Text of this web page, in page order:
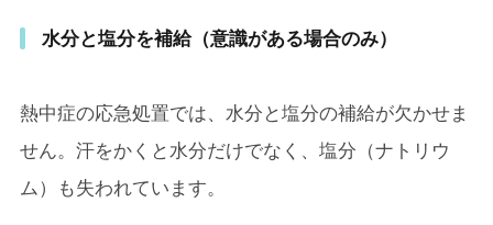
水分と塩分を補給（意識がある場合のみ）
熱中症の応急処置では、水分と塩分の補給が欠かせま
せん。汗をかくと水分だけでなく、塩分（ナトリウ
ム）も失われています。